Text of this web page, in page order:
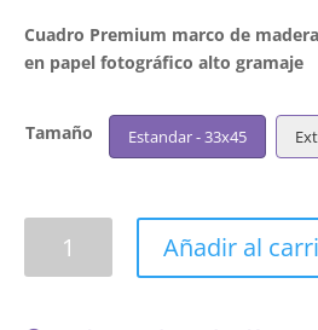
Cuadro Premium marco de
en papel fotográfico alto gramaje
Tamaño Estandar - 33x45
Añadir al